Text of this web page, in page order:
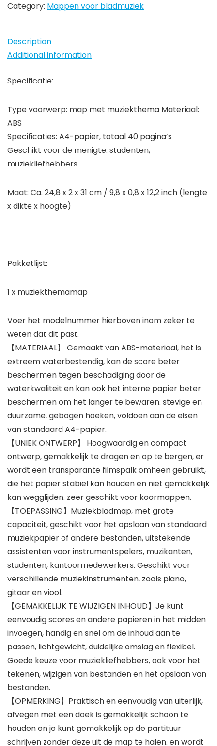
A4
voor
Piano
Muziekinstrument…
Category: Mappen voor bladmuziek
Description
Additional information
Specificatie:
Type voorwerp: map met muziekthema Materiaal:
ABS
Specificaties: A4-papier, totaal 40 pagina’s
Geschikt voor de menigte: studenten,
muziekliefhebbers
Maat: Ca. 24,8 x 2 x 31 cm / 9,8 x 0,8 x 12,2 inch (lengte
x dikte x hoogte)
Pakketlijst:
1 x muziekthemamap
Voer het modelnummer hierboven inom zeker te
weten dat dit past.
【MATERIAAL】 Gemaakt van ABS-materiaal, het is
extreem waterbestendig, kan de score beter
beschermen tegen beschadiging door de
waterkwaliteit en kan ook het interne papier beter
beschermen om het langer te bewaren. stevige en
duurzame, gebogen hoeken, voldoen aan de eisen
van standaard A4-papier.
【UNIEK ONTWERP】 Hoogwaardig en compact
ontwerp, gemakkelijk te dragen en op te bergen, er
wordt een transparante filmspalk omheen gebruikt,
die het papier stabiel kan houden en niet gemakkelijk
kan wegglijden. zeer geschikt voor koormappen.
【TOEPASSING】Muziekbladmap, met grote
capaciteit, geschikt voor het opslaan van standaard
muziekpapier of andere bestanden, uitstekende
assistenten voor instrumentspelers, muzikanten,
studenten, kantoormedewerkers. Geschikt voor
verschillende muziekinstrumenten, zoals piano,
gitaar en viool.
【GEMAKKELIJK TE WIJZIGEN INHOUD】Je kunt
eenvoudig scores en andere papieren in het midden
invoegen, handig en snel om de inhoud aan te
passen, lichtgewicht, duidelijke omslag en flexibel.
Goede keuze voor muziekliefhebbers, ook voor het
tekenen, wijzigen van bestanden en het opslaan van
bestanden.
【OPMERKING】Praktisch en eenvoudig van uiterlijk,
afvegen met een doek is gemakkelijk schoon te
houden en je kunt gemakkelijk op de partituur
schrijven zonder deze uit de map te halen. en wordt